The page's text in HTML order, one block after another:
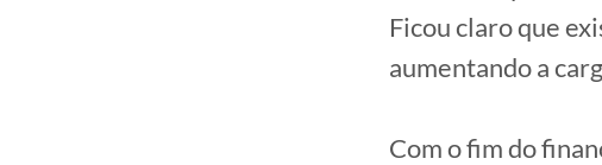
Ficou claro que
aumentando a
Com o fim do